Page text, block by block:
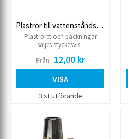
Plaströr till vattenståndställ
Plaströret och packningar
säljes styckesvis
Från
12,00 kr
VISA
3 st utförande